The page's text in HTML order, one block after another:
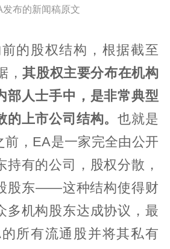
发布的新闻稿原文
的股权结构，根据截至
，其股权主要分布在机构
部人士手中，是非常典型
的上市公司结构。也就是
前，EA是一家完全由公开
持有的公司，股权分散，
股东——这种结构使得财
多机构股东达成协议，最
所有流通股并将其私有